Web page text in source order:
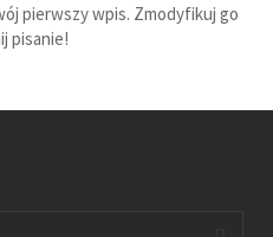
pierwszy wpis. Zmodyfikuj go
pisanie!